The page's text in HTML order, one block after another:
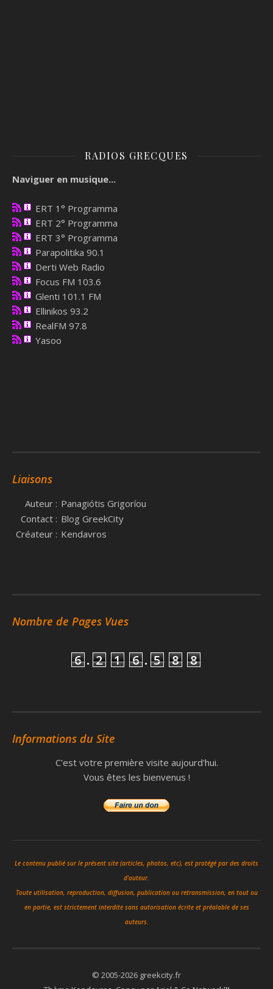
RADIOS GRECQUES
Naviguer en musique...
ERT 1° Programma
ERT 2° Programma
ERT 3° Programma
Parapolitika 90.1
Derti Web Radio
Focus FM 103.6
Glenti 101.1 FM
Ellinikos 93.2
RealFM 97.8
Yasoo
Liaisons
Auteur : Panagiótis Grigoríou
Contact : Blog GreekCity
Créateur : Kendavros
Nombre de Pages Vues
6 . 2 1 6 . 5 8 8
Informations du Site
C'est votre première visite aujourd'hui.
Vous êtes les bienvenus !
Le contenu publié sur le présent site (articles, photos, etc), est protégé par des droits
d'auteur.
Toute utilisation, reproduction, diffusion, publication ou retransmission, en tout ou
en partie, est strictement interdite sans autorisation écrite et préalable de ses
auteurs.
© 2005-2026 greekcity.fr